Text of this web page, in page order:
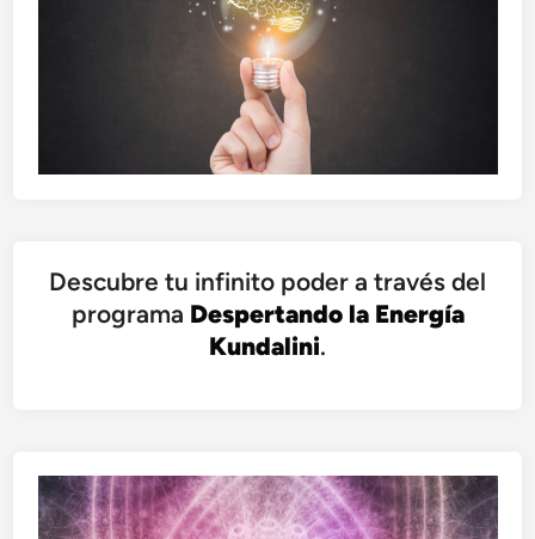
Descubre tu infinito poder a través del
programa Despertando la Energía
Kundalini.